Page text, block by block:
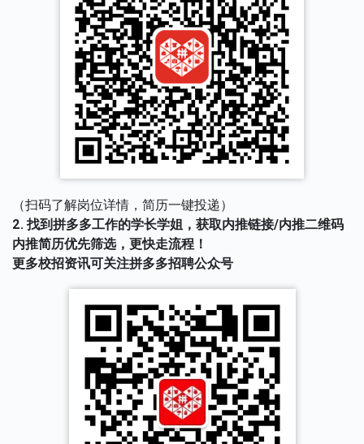
（扫码了解岗位详情，简历一键投递）
2. 找到拼多多工作的学长学姐，获取内推链接/内推二维码
内推简历优先筛选，更快走流程！
更多校招资讯可关注拼多多招聘公众号